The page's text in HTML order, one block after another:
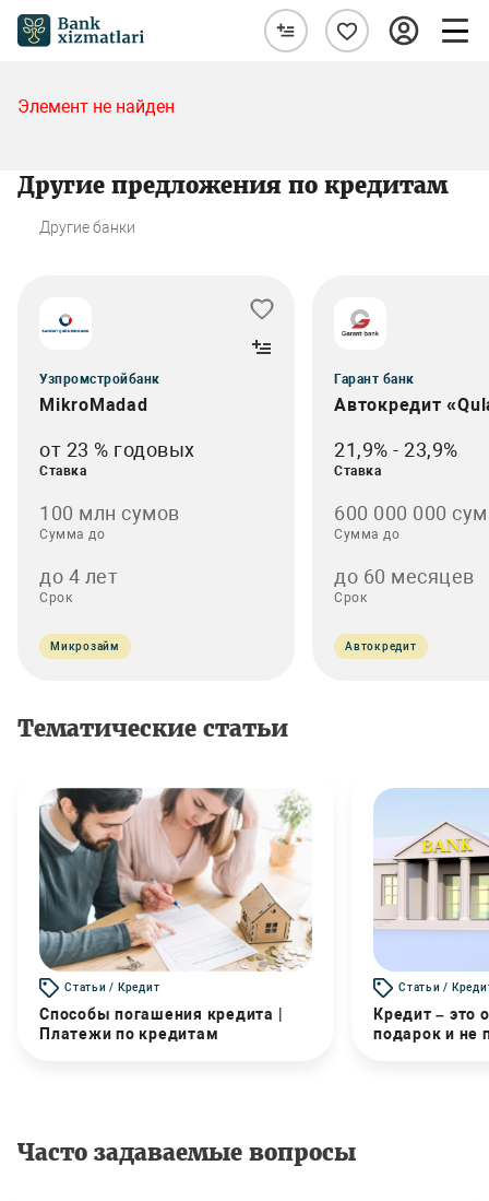
Элемент не найден
Другие предложения по кредитам
Другие банки
Узпромстройбанк
MikroMadad
от 23 % годовых
Ставка
100 млн сумов
Сумма до
до 4 лет
Срок
Микрозайм
Гарант банк
Автокредит
21,9% - 23,9%
Ставка
600 000 000 сум
Сумма до
до 60 месяцев
Срок
Автокредит
Тематические статьи
Статьи / Кредит
Способы погашения кредита |
Платежи по кредитам
Статьи /
Кредит – это
подарок и не
Часто задаваемые вопросы